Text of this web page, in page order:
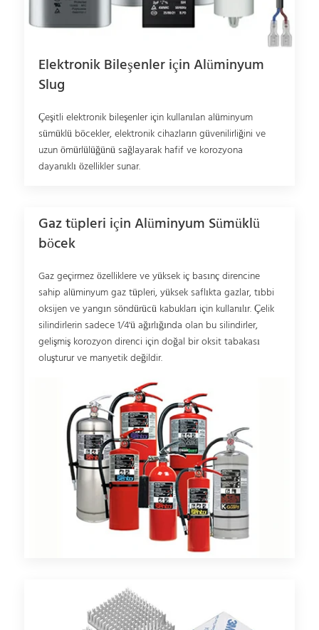
Elektronik Bileşenler için Alüminyum
Slug
Çeşitli elektronik bileşenler için kullanılan alüminyum
sümüklü böcekler, elektronik cihazların güvenilirliğini ve
uzun ömürlülüğünü sağlayarak hafif ve korozyona
dayanıklı özellikler sunar.
Gaz tüpleri için Alüminyum Sümüklü
böcek
Gaz geçirmez özelliklere ve yüksek iç basınç direncine
sahip alüminyum gaz tüpleri, yüksek saflıkta gazlar, tıbbi
oksijen ve yangın söndürücü kabukları için kullanılır. Çelik
silindirlerin sadece 1/4'ü ağırlığında olan bu silindirler,
gelişmiş korozyon direnci için doğal bir oksit tabakası
oluşturur ve manyetik değildir.